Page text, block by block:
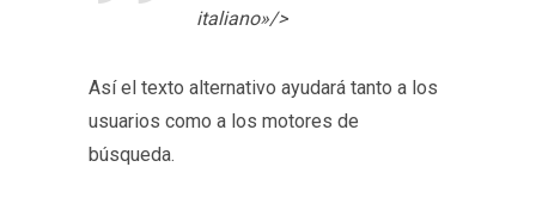
italiano»/>
Así el texto alternativo ayudará tanto a los
usuarios como a los motores de
búsqueda.